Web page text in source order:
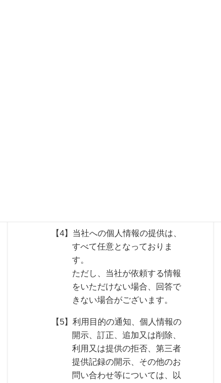
【4】当社への個人情報の提供は、
すべて任意となっておりま
す。
ただし、当社が依頼する情報
をいただけない場合、回答で
きない場合がございます。
【5】利用目的の通知、個人情報の
開示、訂正、追加又は削除、
利用又は提供の拒否、第三者
提供記録の開示、その他のお
問い合わせ等については、以